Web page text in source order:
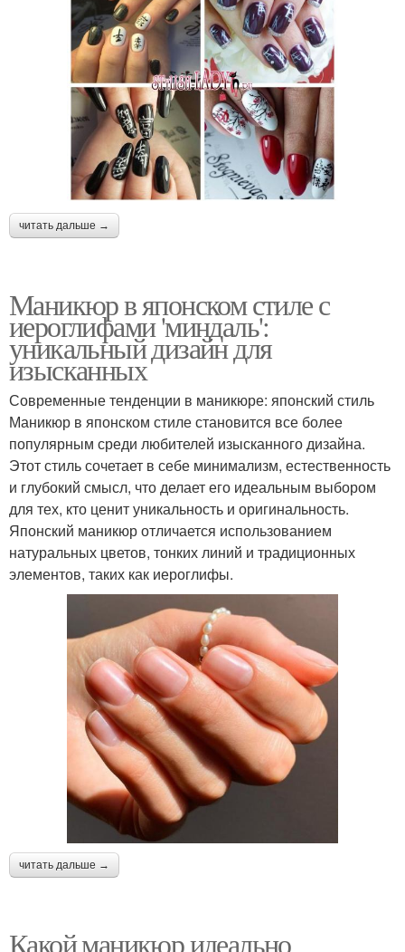
читать дальше →
Маникюр в японском стиле с
иероглифами 'миндаль':
уникальный дизайн для
изысканных
Современные тенденции в маникюре: японский стиль
Маникюр в японском стиле становится все более
популярным среди любителей изысканного дизайна.
Этот стиль сочетает в себе минимализм, естественность
и глубокий смысл, что делает его идеальным выбором
для тех, кто ценит уникальность и оригинальность.
Японский маникюр отличается использованием
натуральных цветов, тонких линий и традиционных
элементов, таких как иероглифы.
читать дальше →
Какой маникюр идеально